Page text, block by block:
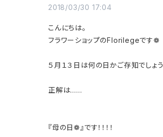
2018/03/30 17:04
こんにちは。
フラワーショップのFlorilegeです❁
５月１３日は何の日かご存知でしょう
正解は……
『母の日❁』です！！！！